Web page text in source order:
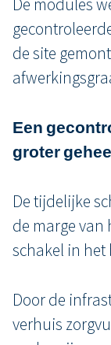
De modules
de site
Een
groter
De tijdelijke
de marge van
schakel in
Door de
verhuis